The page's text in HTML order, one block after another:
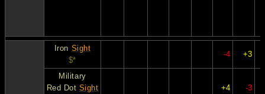
Iron Sight
$*
-4 +3
Military
Red Dot Sight
+4 -3